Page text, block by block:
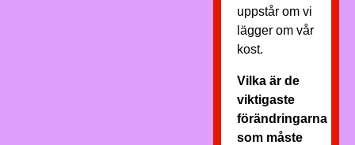
uppstår om vi
lägger om vår
kost.
Vilka är de
viktigaste
förändringarna
som måste